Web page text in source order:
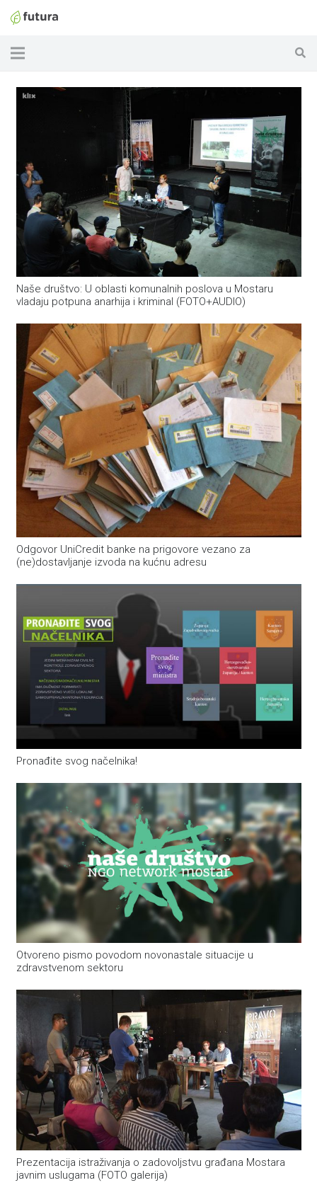
Naše društvo: U oblasti komunalnih poslova u Mostaru
vladaju potpuna anarhija i kriminal (FOTO+AUDIO)
Odgovor UniCredit banke na prigovore vezano za
(ne)dostavljanje izvoda na kućnu adresu
Pronađite svog načelnika!
Otvoreno pismo povodom novonastale situacije u
zdravstvenom sektoru
Prezentacija istraživanja o zadovoljstvu građana Mostara
javnim uslugama (FOTO galerija)